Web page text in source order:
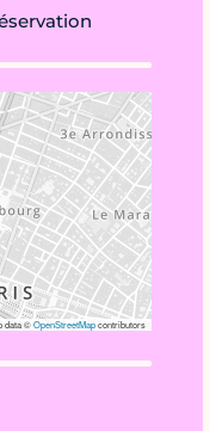
data ©OpenStreetMapcontributors